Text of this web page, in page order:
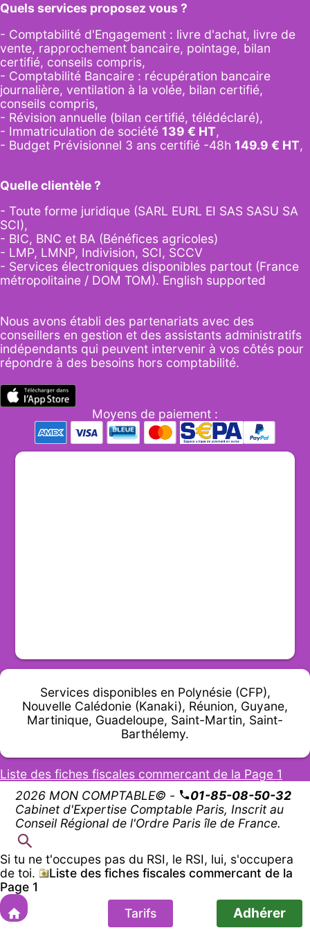
Quels services proposez vous ?
- Comptabilité d'Engagement : livre d'achat, livre de
vente, rapprochement bancaire, pointage, bilan
certifié, conseils compris,
- Comptabilité Bancaire : récupération bancaire
journalière, ventilation à la volée, bilan certifié,
conseils compris,
- Révision annuelle (bilan certifié, télédéclaré),
- Immatriculation de société 139 € HT,
- Budget Prévisionnel 3 ans certifié -48h 149.9 € HT,
Quelle clientèle ?
- Toute forme juridique (SARL EURL EI SAS SASU SA
SCI),
- BIC, BNC et BA (Bénéfices agricoles)
- LMP, LMNP, Indivision, SCI, SCCV
- Services électroniques disponibles partout (France
métropolitaine / DOM TOM). English supported
Nous avons établi des partenariats avec des
conseillers en gestion et des assistants administratifs
indépendants qui peuvent intervenir à vos côtés pour
répondre à des besoins hors comptabilité.
Moyens de paiement :
Services disponibles en Polynésie (CFP),
Nouvelle Calédonie (Kanaki), Réunion, Guyane,
Martinique, Guadeloupe, Saint-Martin, Saint-
Barthélemy.
Liste des fiches fiscales commercant de la Page 1
2026 MON COMPTABLE© -
01-85-08-50-32
Cabinet d'Expertise Comptable Paris, Inscrit au
Conseil Régional de l'Ordre Paris île de France.
Si tu ne t'occupes pas du RSI, le RSI, lui, s'occupera
de toi.
Liste des fiches fiscales commercant de la
Page 1
Tarifs
Adhérer